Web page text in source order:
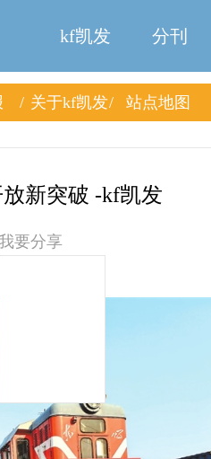
kf凯发 分刊
关于kf凯发
站点地图
新突破 -kf凯发
要分享